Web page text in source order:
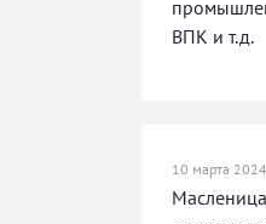
ВПК и т.д.
10 марта 2024